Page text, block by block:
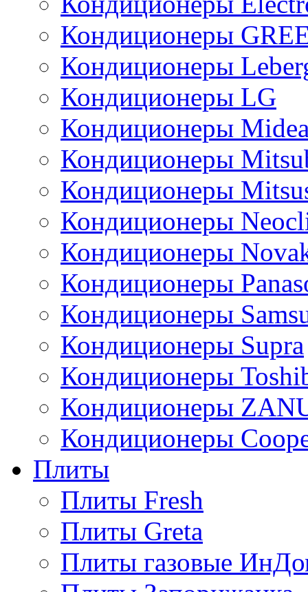
Кондиционеры
Кондиционеры
Кондиционеры LG
Кондиционеры
Кондиционеры
Кондиционеры
Кондиционеры
Кондиционеры
Кондиционеры
Кондиционеры
Кондиционеры Supra
Кондиционеры
Кондиционеры
Кондиционеры
Плиты
Плиты Fresh
Плиты Greta
Плиты газовые